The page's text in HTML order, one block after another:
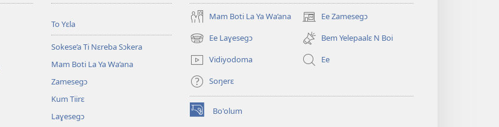
To Yɛla
Sokese’a Ti Nɛreba Sɔkera
Mam Boti La Ya Wa’ana
Zamesegɔ
Kum Tiirɛ
Laɣesegɔ
Mam Boti La Ya Wa’ana Ee Zamesegɔ
(opens
new
window)
Ee Laɣesegɔ
(opens
new
window)
Bem Yelepaalɛ N Boi
Vidiyodoma
Ee
Soŋerɛ
Bo'olum
(opens